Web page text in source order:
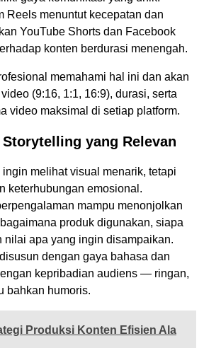
Reels menuntut kecepatan dan
YouTube Shorts dan Facebook
konten berdurasi menengah.
memahami hal ini dan akan
(9:16, 1:1, 16:9), durasi, serta
video maksimal di setiap platform.
yang Relevan
melihat visual menarik, tetapi
keterhubungan emosional.
mampu menonjolkan
produk digunakan, siapa
nilai apa yang ingin disampaikan.
dengan gaya bahasa dan
kepribadian audiens — ringan,
bahkan humoris.
Produksi Konten Efisien Ala